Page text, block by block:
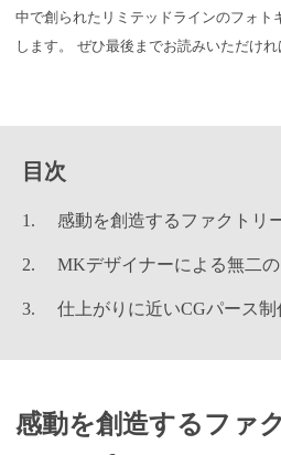
中で創られたリミテッドラインのフォト
します。 ぜひ最後までお読みいただけれ
目次
感動を創造するファクトリ
MKデザイナーによる無二の
仕上がりに近いCGパース制
感動を創造するファ